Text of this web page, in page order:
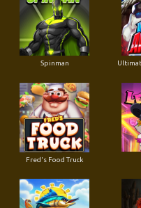
Spinman
Fred's Food Truck